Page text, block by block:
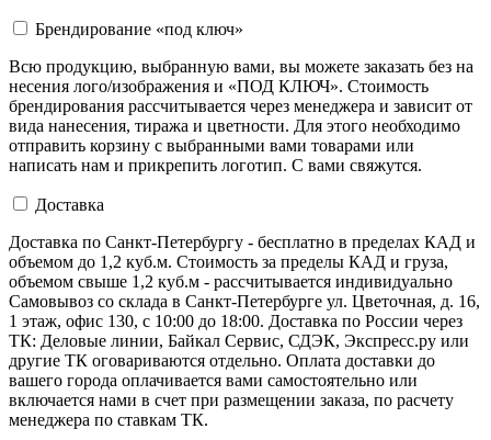
Брендирование «под ключ»
Всю продукцию, выбранную вами, вы можете заказать без на
несения лого/изображения и «ПОД КЛЮЧ». Стоимость
брендирования рассчитывается через менеджера и зависит от
вида нанесения, тиража и цветности. Для этого необходимо
отправить корзину с выбранными вами товарами или
написать нам и прикрепить логотип. С вами свяжутся.
Доставка
Доставка по Санкт-Петербургу - бесплатно в пределах КАД и
объемом до 1,2 куб.м. Стоимость за пределы КАД и груза,
объемом свыше 1,2 куб.м - рассчитывается индивидуально
Самовывоз со склада в Санкт-Петербурге ул. Цветочная, д. 16,
1 этаж, офис 130, с 10:00 до 18:00. Доставка по России через
ТК: Деловые линии, Байкал Сервис, СДЭК, Экспресс.ру или
другие ТК оговариваются отдельно. Оплата доставки до
вашего города оплачивается вами самостоятельно или
включается нами в счет при размещении заказа, по расчету
менеджера по ставкам ТК.